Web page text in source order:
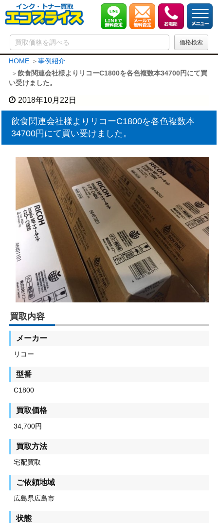
HOME
事例紹介
飲食関連会社様よりリコーC1800を各色複数本34700円にて買
い受けました。
2018年10月22日
飲食関連会社様よりリコーC1800を各色複数本
34700円にて買い受けました。
買取内容
メーカー
リコー
型番
C1800
買取価格
34,700円
買取方法
宅配買取
ご依頼地域
広島県広島市
状態